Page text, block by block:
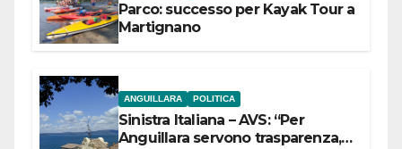
Parco: successo per Kayak Tour a
Martignano
ANGUILLARA POLITICA
Sinistra Italiana – AVS: “Per
Anguillara servono trasparenza,